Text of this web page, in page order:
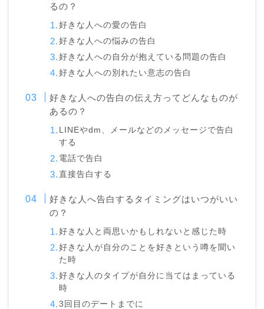
るの？
好きな人への愛の告白
好きな人への悩みの告白
好きな人への自分が抱えている問題の告白
好きな人への別れたい意志の告白
好きな人への告白の伝え方ってどんなものが
あるの？
LINEやdm、メールなどのメッセージで告白
する
電話で告白
直接告白する
好きな人へ告白するタイミングはいつがいい
の？
好きな人と両思いかもしれないと感じた時
好きな人が自分のことを好きという噂を聞い
た時
好きな人のタイプが自分に当てはまっている
時
3回目のデートまでに